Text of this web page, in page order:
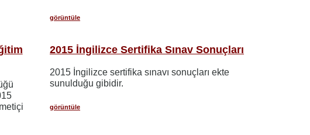
görüntüle
2015 İngilizce Sertifika Sınav Sonuçları
2015 İngilizce sertifika sınavı sonuçları ekte
sunulduğu gibidir.
görüntüle